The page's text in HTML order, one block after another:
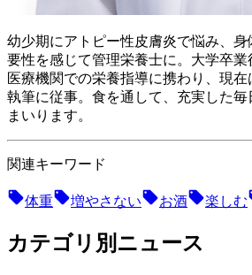
幼少期にアトピー性皮膚炎で悩み、
要性を感じて管理栄養士に。 大学卒
医療機関での栄養指導に携わり、現
執筆に従事。食を通して、充実した
まいります。
関連キーワード
体重 増やさない お酒 楽しむ
カテゴリ別ニュース